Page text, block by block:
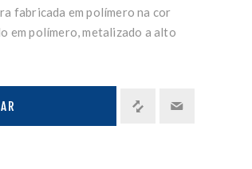
fabricada em polímero na cor
em polímero, metalizado a alto